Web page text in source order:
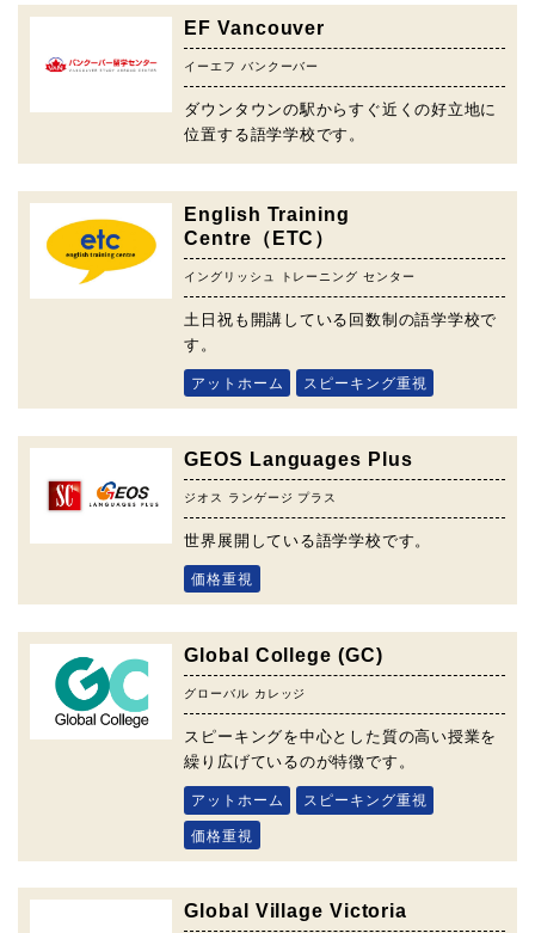
EF Vancouver
イーエフ バンクーバー
ダウンタウンの駅からすぐ近くの好立地に
位置する語学学校です。
English Training
Centre（ETC）
イングリッシュ トレーニング センター
土日祝も開講している回数制の語学学校で
す。
アットホーム スピーキング重視
GEOS Languages Plus
ジオス ランゲージ プラス
世界展開している語学学校です。
価格重視
Global College (GC)
グローバル カレッジ
スピーキングを中心とした質の高い授業を
繰り広げているのが特徴です。
アットホーム スピーキング重視
価格重視
Global Village Victoria